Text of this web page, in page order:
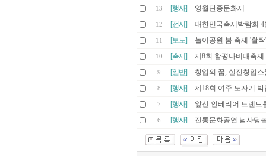
13 [행사] 영월단종문화제
12 [전시] 대한민국축제박람회 4
11 [보도] 놀이공원 봄 축제 '활짝'
10 [축제] 제8회 함평나비대축제
9 [일반] 창업의 꿈, 실전창업
8 [행사] 제18회 여주 도자기 박
7 [행사] 앞선 인테리어 트렌드
6 [행사] 전통문화공연 남사당